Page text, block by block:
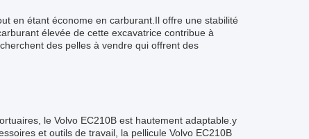
en étant économe en carburant.Il offre une stabilité
élevée de cette excavatrice contribue à
des pelles à vendre qui offrent des
le Volvo EC210B est hautement adaptable.y
et outils de travail, la pellicule Volvo EC210B